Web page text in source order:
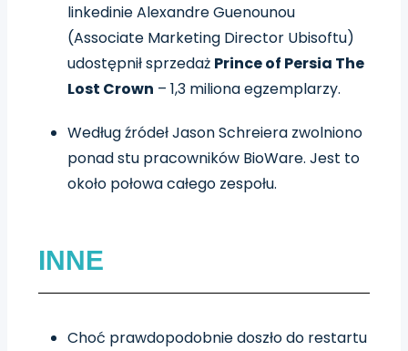
linkedinie Alexandre Guenounou
(Associate Marketing Director Ubisoftu)
udostępnił sprzedaż Prince of Persia The
Lost Crown – 1,3 miliona egzemplarzy.
Według źródeł Jason Schreiera zwolniono
ponad stu pracowników BioWare. Jest to
około połowa całego zespołu.
INNE
Choć prawdopodobnie doszło do restartu